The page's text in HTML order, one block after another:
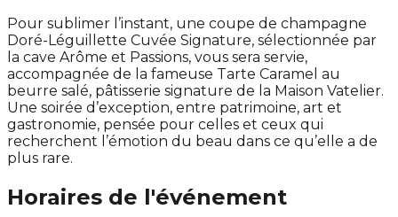
Pour sublimer l’instant, une coupe de champagne
Doré-Léguillette Cuvée Signature, sélectionnée par
la cave Arôme et Passions, vous sera servie,
accompagnée de la fameuse Tarte Caramel au
beurre salé, pâtisserie signature de la Maison Vatelier.
Une soirée d’exception, entre patrimoine, art et
gastronomie, pensée pour celles et ceux qui
recherchent l’émotion du beau dans ce qu’elle a de
plus rare.
Horaires de l'événement